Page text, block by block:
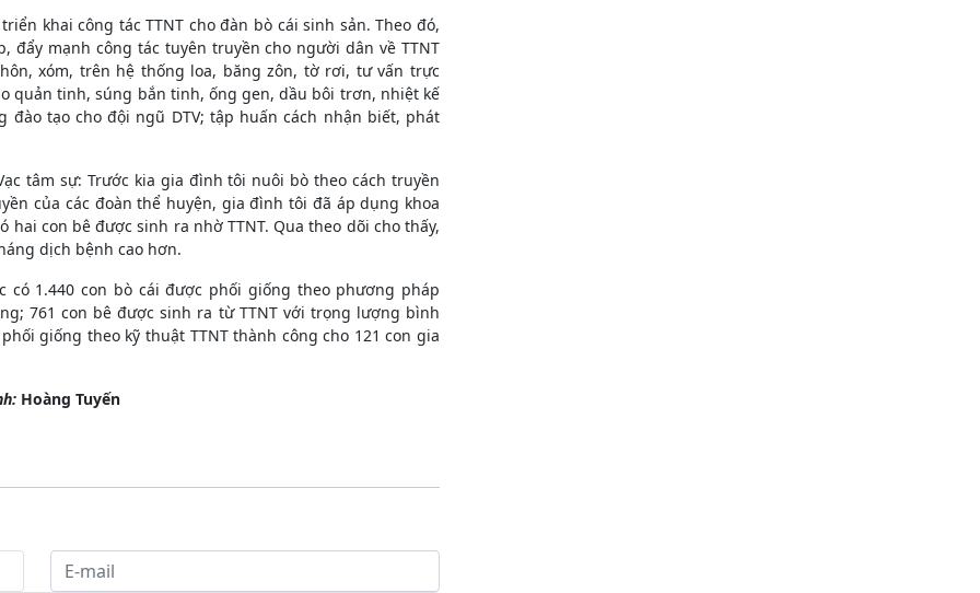
khai công tác TTNT cho đàn bò cái sinh sản. Theo đó,
đẩy mạnh công tác tuyên truyền cho người dân về TTNT
xóm, trên hệ thống loa, băng zôn, tờ rơi, tư vấn trực
quản tinh, súng bắn tinh, ống gen, dầu bôi trơn, nhiệt kế
đào tạo cho đội ngũ DTV; tập huấn cách nhận biết, phát
tâm sự: Trước kia gia đình tôi nuôi bò theo cách truyền
của các đoàn thể huyện, gia đình tôi đã áp dụng khoa
hai con bê được sinh ra nhờ TTNT. Qua theo dõi cho thấy,
dịch bệnh cao hơn.
có 1.440 con bò cái được phối giống theo phương pháp
761 con bê được sinh ra từ TTNT với trọng lượng bình
giống theo kỹ thuật TTNT thành công cho 121 con gia
Hoàng Tuyến